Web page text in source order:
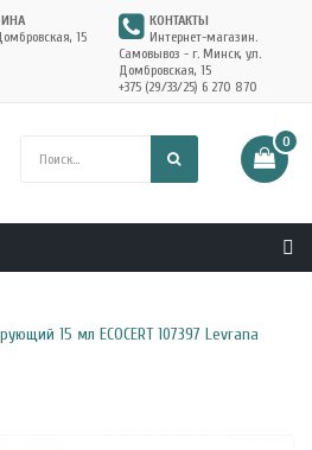
15
КОНТАКТЫ
Интернет-магазин.
Самовывоз - г. Минск, ул.
Домбровская, 15
+375 (29/33/25) 6 270 870
0
15 мл ECOCERT 107397 Levrana